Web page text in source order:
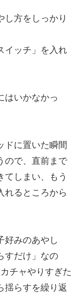
し方をしっかり
イッチ」を入れ
はいかなかっ
ドに置いた瞬間
ので、直前まで
てしまい、もう
れるところから
好みのあやし
すだけ」なの
チャやりすぎた
揺らすを繰り返